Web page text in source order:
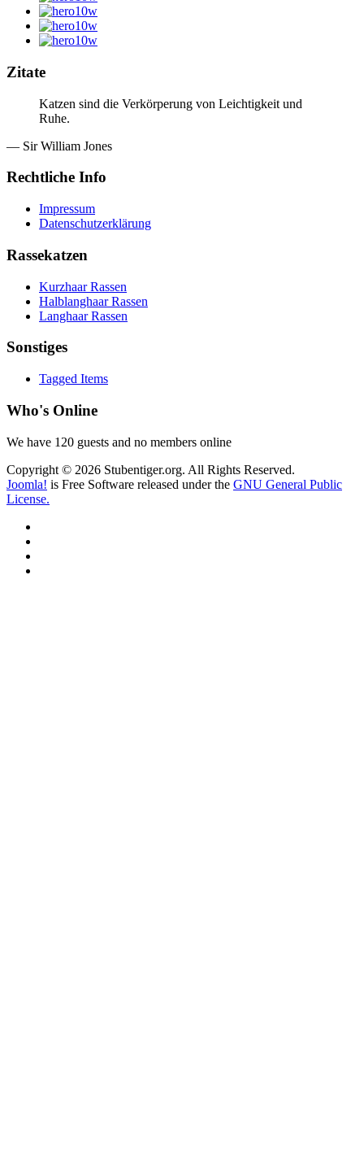
Zitate
Katzen sind die Verkörperung von Leichtigkeit und
Ruhe.
— Sir William Jones
Rechtliche Info
Impressum
Datenschutzerklärung
Rassekatzen
Kurzhaar Rassen
Halblanghaar Rassen
Langhaar Rassen
Sonstiges
Tagged Items
Who's Online
We have 120 guests and no members online
Copyright © 2026 Stubentiger.org. All Rights Reserved.
Joomla! is Free Software released under the GNU General Public
License.